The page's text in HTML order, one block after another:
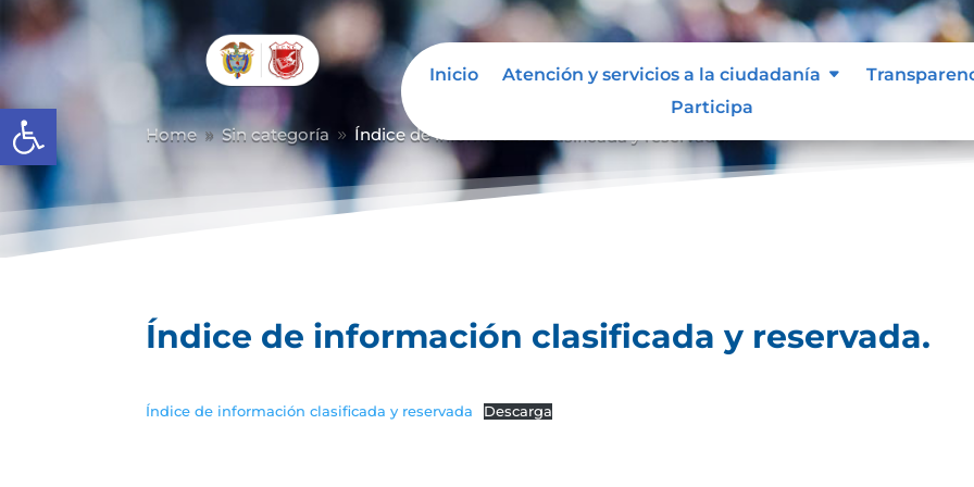
Abrir barra de herramientas
Inicio Atención y servicios a la ciudadanía
Participa
Home 9 Sin categoría 9 Índice de información clasificada y reservada.
Índice de información clasificada y reservada.
Índice de información clasificada y reservada Descarga